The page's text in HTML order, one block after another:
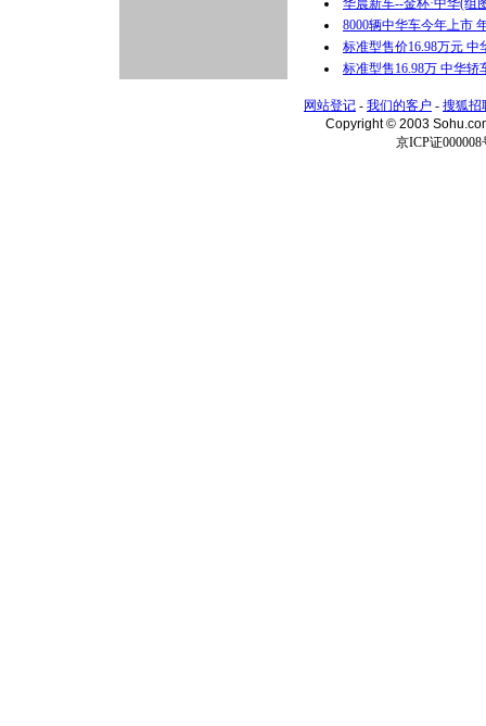
华晨新车--金杯·中华(组
8000辆中华车今年上市
标准型售价16.98万元 中
标准型售16.98万 中华轿
网站登记 - 我们的客户 - 搜狐招
Copyright © 2003
京ICP证